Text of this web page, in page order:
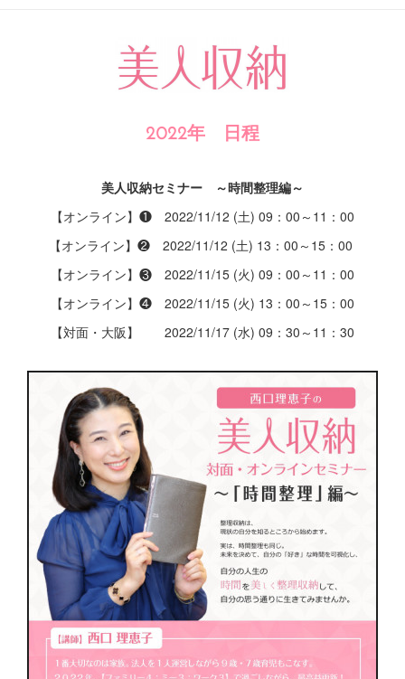
2022年 日程
美人収納セミナー ～時間整理編～
【オンライン】❶ 2022/11/12 (土) 09：00～11：00
【オンライン】❷ 2022/11/12 (土) 13：00～15：00
【オンライン】❸ 2022/11/15 (火) 09：00～11：00
【オンライン】❹ 2022/11/15 (火) 13：00～15：00
【対面・大阪】 2022/11/17 (水) 09：30～11：30